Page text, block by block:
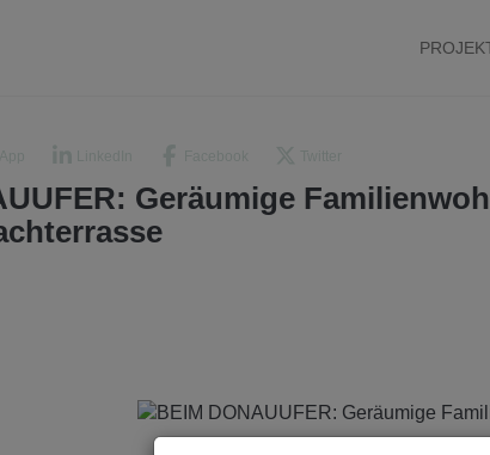
Geräumige